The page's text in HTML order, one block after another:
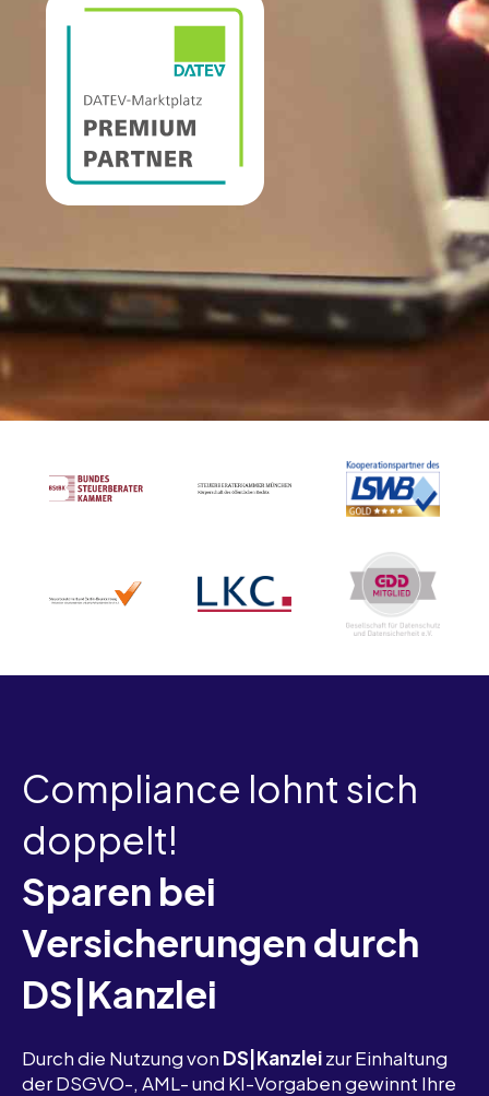
Compliance lohnt sich
doppelt!
Sparen bei
Versicherungen durch
DS|Kanzlei
Durch die Nutzung von DS|Kanzleizur Einhaltung
der DSGVO-, AML- und KI-Vorgaben gewinnt Ihre